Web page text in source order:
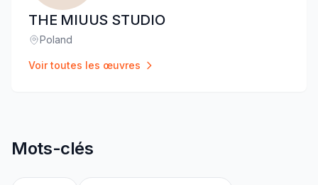
THE MIUUS STUDIO
Lieu :
Poland
Voir toutes les œuvres
Mots-clés